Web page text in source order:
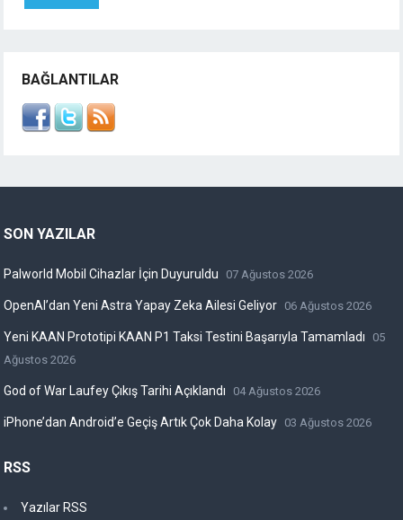
BAĞLANTILAR
SON YAZILAR
Palworld Mobil Cihazlar İçin Duyuruldu 07 Ağustos 2026
OpenAI’dan Yeni Astra Yapay Zeka Ailesi Geliyor 06 Ağustos 2026
Yeni KAAN Prototipi KAAN P1 Taksi Testini Başarıyla Tamamladı
05
Ağustos 2026
God of War Laufey Çıkış Tarihi Açıklandı 04 Ağustos 2026
iPhone’dan Android’e Geçiş Artık Çok Daha Kolay 03 Ağustos 2026
RSS
Yazılar RSS